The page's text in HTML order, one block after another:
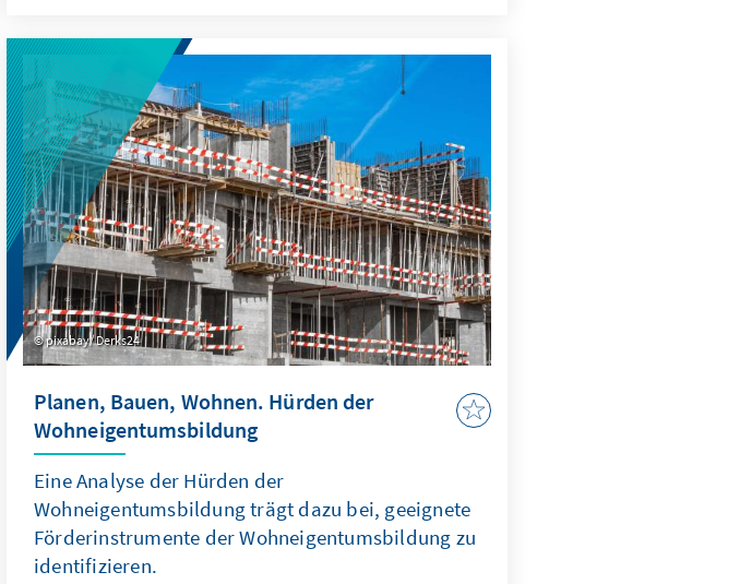
ukrainischen Präsidenten Wolodymyr Selenskyj. Der
vorliegende Monitor erklärt Telegram und analysiert
den schwierigen Spagat zwischen Meinungsfreiheit
und Desinformation.
pixabay/ Derks24
Planen, Bauen, Wohnen. Hürden der
Wohneigentumsbildung
Eine Analyse der Hürden der
Wohneigentumsbildung trägt dazu bei, geeignete
Förderinstrumente der Wohneigentumsbildung zu
identifizieren.